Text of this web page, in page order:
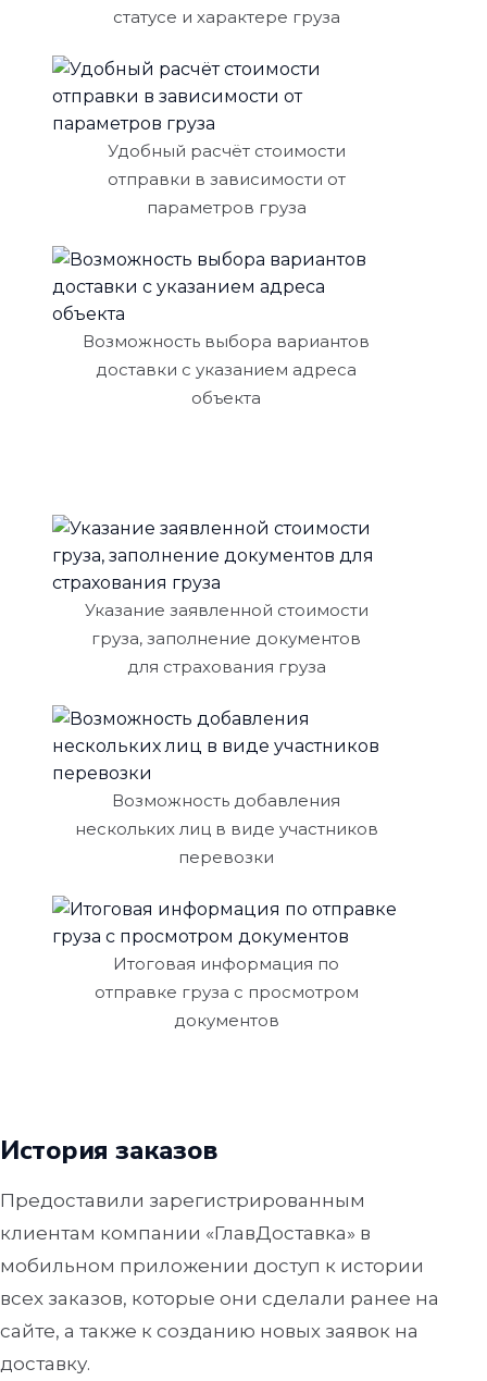
статусе и характере груза
Удобный расчёт стоимости
отправки в зависимости от
параметров груза
Возможность выбора вариантов
доставки с указанием адреса
объекта
Указание заявленной стоимости
груза, заполнение документов
для страхования груза
Возможность добавления
нескольких лиц в виде участников
перевозки
Итоговая информация по
отправке груза с просмотром
документов
История заказов
Предоставили зарегистрированным
клиентам компании «ГлавДоставка» в
мобильном приложении доступ к истории
всех заказов, которые они сделали ранее на
сайте, а также к созданию новых заявок на
доставку.